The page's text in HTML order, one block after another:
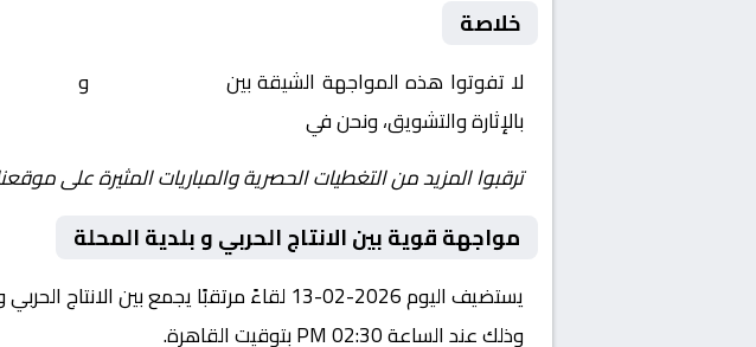
خلاصة
لا تفوتوا هذه المواجهة الشيقة بين و
بالإثارة والتشويق، ونحن في
ترقبوا المزيد من التغطيات الحصرية والمباريات المثيرة على
مواجهة قوية بين الانتاج الحربي و بلدية المحلة
يستضيف اليوم 2026-02-13 لقاءً مرتقبًا
وذلك عند الساعة 02:30 PM بتوقيت القاهرة.